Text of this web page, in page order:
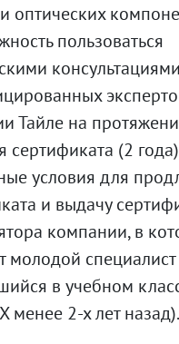
оптических
пользоваться
консультациями
Тайле на
сертификата (2
условия для
и выдачу
компании, в
молодой специалист
в учебном
менее 2-х лет назад).